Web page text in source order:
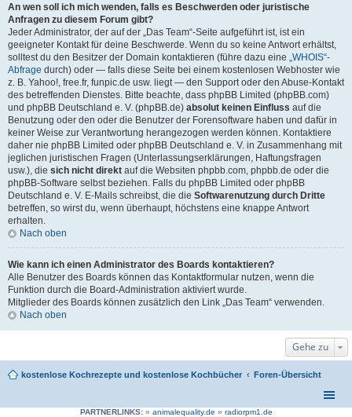
An wen soll ich mich wenden, falls es Beschwerden oder juristische
Anfragen zu diesem Forum gibt?
Jeder Administrator, der auf der „Das Team“-Seite aufgeführt ist, ist ein
geeigneter Kontakt für deine Beschwerde. Wenn du so keine Antwort erhältst,
solltest du den Besitzer der Domain kontaktieren (führe dazu eine „WHOIS“-
Abfrage durch) oder — falls diese Seite bei einem kostenlosen Webhoster wie
z. B. Yahoo!, free.fr, funpic.de usw. liegt — den Support oder den Abuse-Kontakt
des betreffenden Dienstes. Bitte beachte, dass phpBB Limited (phpBB.com)
und phpBB Deutschland e. V. (phpBB.de) absolut keinen Einfluss auf die
Benutzung oder den oder die Benutzer der Forensoftware haben und dafür in
keiner Weise zur Verantwortung herangezogen werden können. Kontaktiere
daher nie phpBB Limited oder phpBB Deutschland e. V. in Zusammenhang mit
jeglichen juristischen Fragen (Unterlassungserklärungen, Haftungsfragen
usw.), die sich nicht direkt auf die Websiten phpbb.com, phpbb.de oder die
phpBB-Software selbst beziehen. Falls du phpBB Limited oder phpBB
Deutschland e. V. E-Mails schreibst, die die Softwarenutzung durch Dritte
betreffen, so wirst du, wenn überhaupt, höchstens eine knappe Antwort
erhalten.
Nach oben
Wie kann ich einen Administrator des Boards kontaktieren?
Alle Benutzer des Boards können das Kontaktformular nutzen, wenn die
Funktion durch die Board-Administration aktiviert wurde.
Mitglieder des Boards können zusätzlich den Link „Das Team“ verwenden.
Nach oben
Gehe zu
kostenlose Kochrezepte und kostenlose Kochbücher Foren-Übersicht
PARTNERLINKS:» animalequality.de » radiorpm1.de